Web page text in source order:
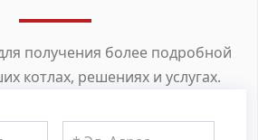
получения более подробной
котлах, решениях и услугах.